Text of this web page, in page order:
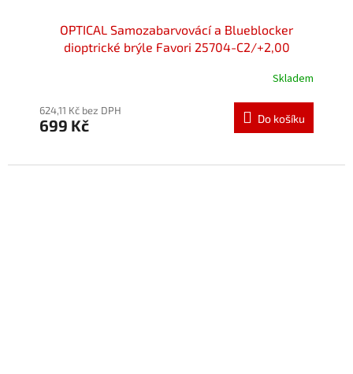
OPTICAL Samozabarvovácí a Blueblocker
dioptrické brýle Favori 25704-C2/+2,00
Skladem
624,11 Kč bez DPH
699 Kč Do košíku